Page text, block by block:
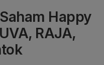
Happy
RAJA,